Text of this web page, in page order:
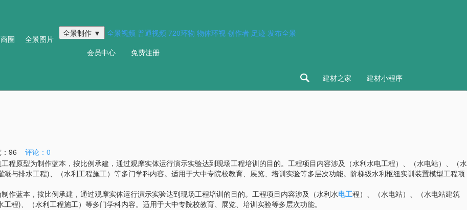
圈 全景图片
全景制作 ▼ 全景视频 普通视频 720环物 物体环视 创作者 足迹 发布全景
会员中心
免费注册
 建材之家 建材小程序
96
评论：0
程原型为制作蓝本，按比例承建，通过观摩实体运行演示实验达到现场工程培训的目的。工程项目内容涉及（水利水电工程）、（水电站）、（水
与排水工程)、（水利工程施工）等多门学科内容。适用于大中专院校教育、展览、培训实验等多层次功能。阶梯级水利枢纽实训装置模型工程项
作蓝本，按比例承建，通过观摩实体运行演示实验达到现场工程培训的目的。工程项目内容涉及（水利水电工程）、（水电站）、（水电站建筑
程)、（水利工程施工）等多门学科内容。适用于大中专院校教育、展览、培训实验等多层次功能。